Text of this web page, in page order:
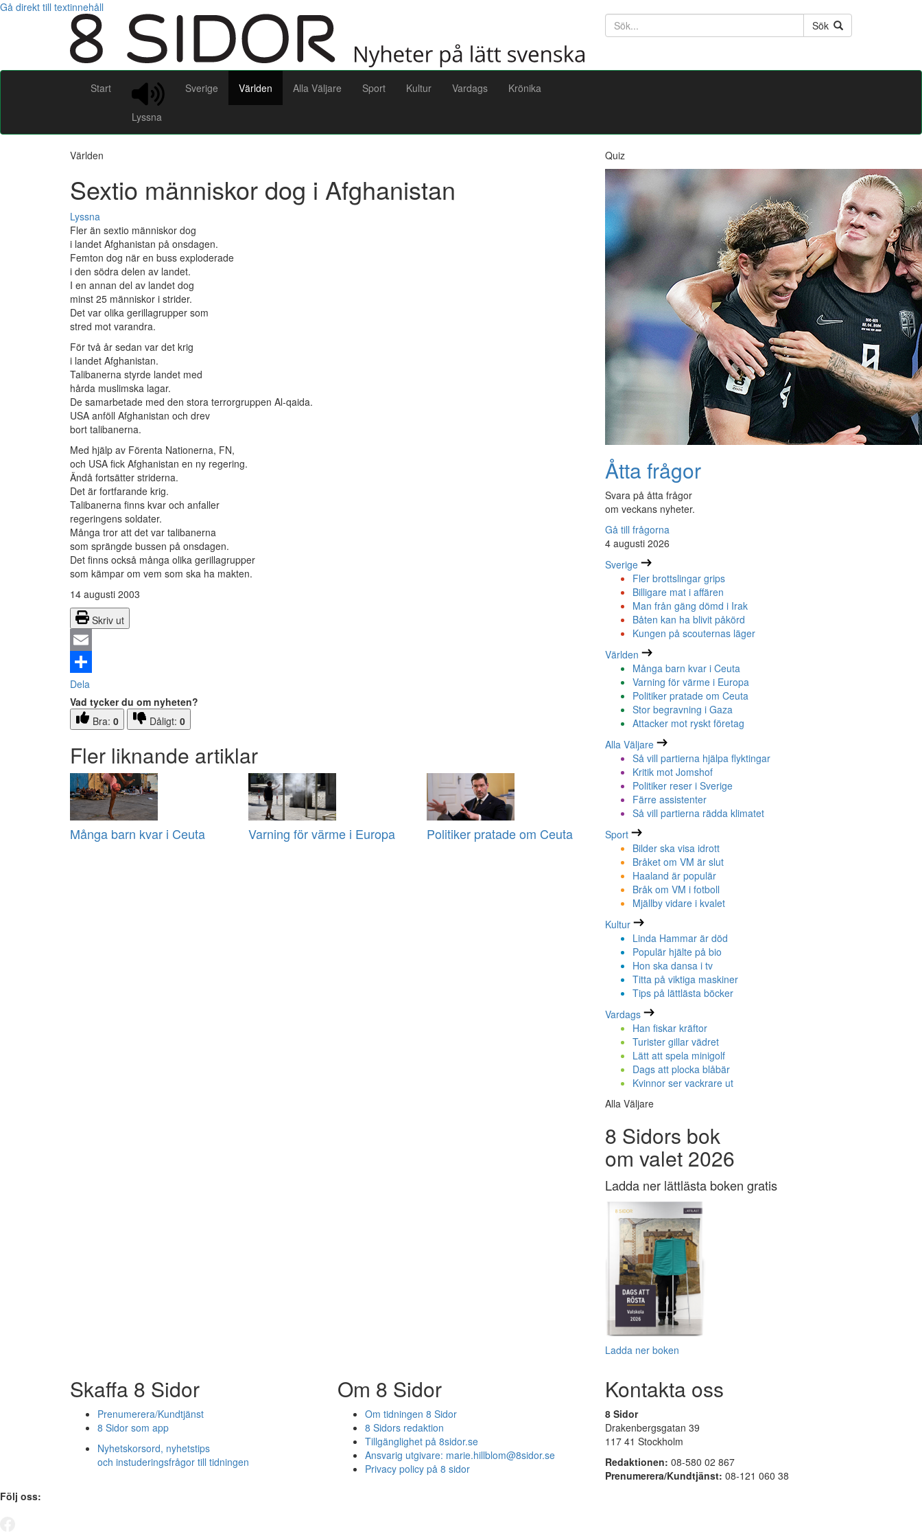
Gå direkt till textinnehåll
Söktext
Sök
Start
Lyssna
Sverige Världen Alla Väljare Sport Kultur Vardags Krönika
Världen
Sextio människor dog i Afghanistan
Lyssna
Fler än sextio människor dog
i landet Afghanistan på onsdagen.
Femton dog när en buss exploderade
i den södra delen av landet.
I en annan del av landet dog
minst 25 människor i strider.
Det var olika gerillagrupper som
stred mot varandra.
För två år sedan var det krig
i landet Afghanistan.
Talibanerna styrde landet med
hårda muslimska lagar.
De samarbetade med den stora terrorgruppen Al-qaida.
USA anföll Afghanistan och drev
bort talibanerna.
Med hjälp av Förenta Nationerna, FN,
och USA fick Afghanistan en ny regering.
Ändå fortsätter striderna.
Det är fortfarande krig.
Talibanerna finns kvar och anfaller
regeringens soldater.
Många tror att det var talibanerna
som sprängde bussen på onsdagen.
Det finns också många olika gerillagrupper
som kämpar om vem som ska ha makten.
14 augusti 2003
Skriv ut
Email
Dela
Vad tycker du om nyheten?
Bra: 0 Dåligt: 0
Fler liknande artiklar
Många barn kvar i Ceuta Varning för värme i Europa Politiker pratade om Ceuta
Quiz
Åtta frågor
Svara på åtta frågor
om veckans nyheter.
Gå till frågorna
4 augusti 2026
Sverige
Fler brottslingar grips
Billigare mat i affären
Man från gäng dömd i Irak
Båten kan ha blivit påkörd
Kungen på scouternas läger
Världen
Många barn kvar i Ceuta
Varning för värme i Europa
Politiker pratade om Ceuta
Stor begravning i Gaza
Attacker mot ryskt företag
Alla Väljare
Så vill partierna hjälpa flyktingar
Kritik mot Jomshof
Politiker reser i Sverige
Färre assistenter
Så vill partierna rädda klimatet
Sport
Bilder ska visa idrott
Bråket om VM är slut
Haaland är populär
Bråk om VM i fotboll
Mjällby vidare i kvalet
Kultur
Linda Hammar är död
Populär hjälte på bio
Hon ska dansa i tv
Titta på viktiga maskiner
Tips på lättlästa böcker
Vardags
Han fiskar kräftor
Turister gillar vädret
Lätt att spela minigolf
Dags att plocka blåbär
Kvinnor ser vackrare ut
Alla Väljare
8 Sidors bok
om valet 2026
Ladda ner lättlästa boken gratis
Ladda ner boken
Skaffa 8 Sidor
Prenumerera/Kundtjänst
8 Sidor som app
Nyhetskorsord, nyhetstips
och instuderingsfrågor till tidningen
Om 8 Sidor
Om tidningen 8 Sidor
8 Sidors redaktion
Tillgänglighet på 8sidor.se
Ansvarig utgivare: marie.hillblom@8sidor.se
Privacy policy på 8 sidor
Kontakta oss
8 Sidor
Drakenbergsgatan 39
117 41 Stockholm
Redaktionen: 08-580 02 867
Prenumerera/Kundtjänst: 08-121 060 38
Följ oss: